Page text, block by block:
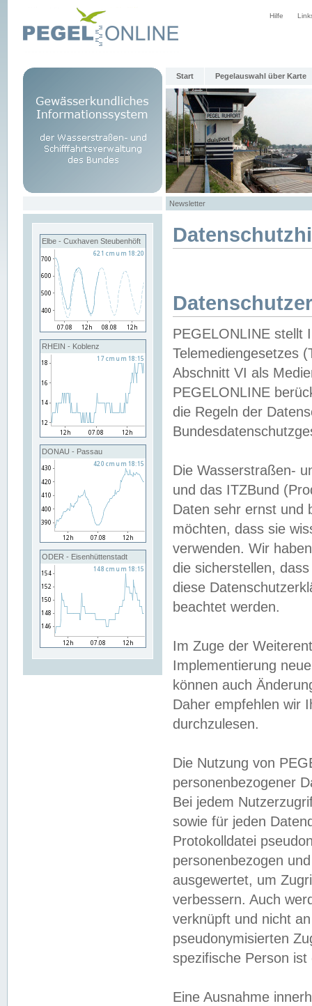
Hilfe
Start Pegelauswahl über Karte
Newsletter
Elbe - Cuxhaven Steubenhöft
RHEIN - Koblenz
DONAU - Passau
ODER - Eisenhüttenstadt
PEGELONLINE stellt
Telemediengesetzes
Abschnitt VI als
PEGELONLINE
die Regeln der
Die Wasserstraßen-
und das ITZBund
Daten sehr ernst und
möchten, dass sie
verwenden. Wir
die sicherstellen,
diese
beachtet werden.
Im Zuge der
Implementierung
können auch
Daher empfehlen wir
durchzulesen.
Die Nutzung von
personenbezogener
Bei jedem
sowie für jeden
Protokolldatei
personenbezogen
ausgewertet, um
verbessern. Auch
verknüpft und nicht
pseudonymisierten
spezifische Person
Eine Ausnahme